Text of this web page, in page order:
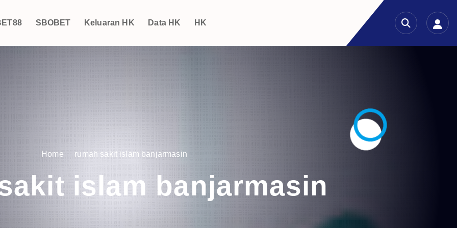
SBOBET Keluaran HK Data HK HK
Home rumah sakit islam banjarmasin
islam banjarmasin